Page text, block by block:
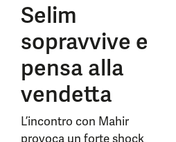
Selim
sopravvive e
pensa alla
vendetta
L’incontro con Mahir
provoca un forte shock